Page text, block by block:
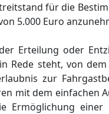
für die
5.000 Euro
Erteilung oder
Rede steht, von
zur
mit dem einfachen
Ermöglichung